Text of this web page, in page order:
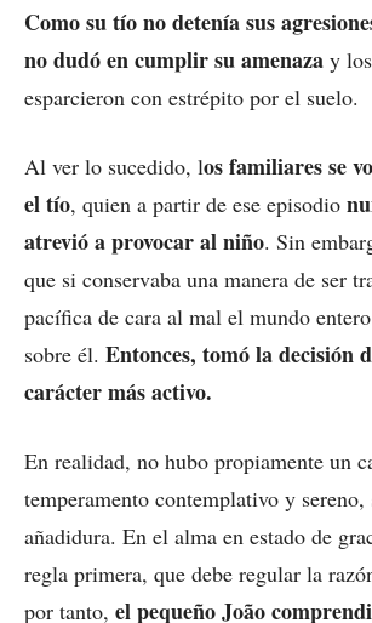
Como su tío no detenía sus
no dudó en cumplir su amenaza y
esparcieron con estrépito por el suelo.
Al ver lo sucedido, los familiares se
el tío, quien a partir de ese episodio
atrevió a provocar al niño. Sin
que si conservaba una manera de ser
pacífica de cara al mal el mundo
sobre él. Entonces, tomó la decisión
carácter más activo.
En realidad, no hubo propiamente un
temperamento contemplativo y sereno,
añadidura. En el alma en estado de
regla primera, que debe regular la
por tanto, el pequeño João